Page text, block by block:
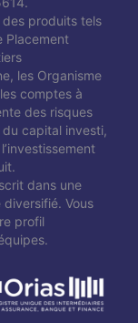
des produits tels
Placement
les Organisme
comptes à
des risques
capital investi,
dans une
Vous
profil